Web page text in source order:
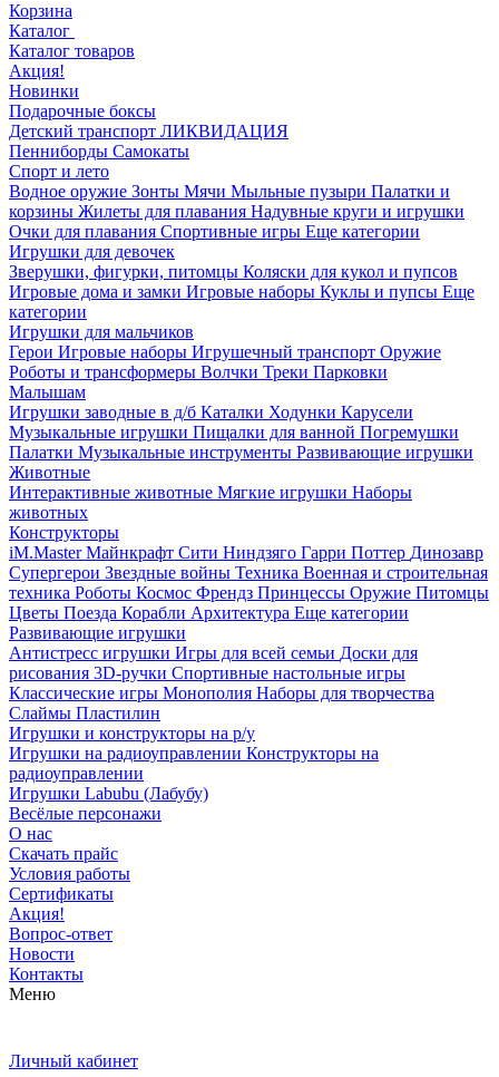
Корзина
Каталог
Каталог товаров
Акция!
Новинки
Подарочные боксы
Детский транспорт ЛИКВИДАЦИЯ
Пенниборды Самокаты
Спорт и лето
Водное оружие Зонты Мячи Мыльные пузыри Палатки и
корзины Жилеты для плавания Надувные круги и игрушки
Очки для плавания Спортивные игры Еще категории
Игрушки для девочек
Зверушки, фигурки, питомцы Коляски для кукол и пупсов
Игровые дома и замки Игровые наборы Куклы и пупсы Еще
категории
Игрушки для мальчиков
Герои Игровые наборы Игрушечный транспорт Оружие
Роботы и трансформеры Волчки Треки Парковки
Малышам
Игрушки заводные в д/б Каталки Ходунки Карусели
Музыкальные игрушки Пищалки для ванной Погремушки
Палатки Музыкальные инструменты Развивающие игрушки
Животные
Интерактивные животные Мягкие игрушки Наборы
животных
Конструкторы
iM.Master Майнкрафт Сити Ниндзяго Гарри Поттер Динозавр
Супергерои Звездные войны Техника Военная и строительная
техника Роботы Космос Френдз Принцессы Оружие Питомцы
Цветы Поезда Корабли Архитектура Еще категории
Развивающие игрушки
Антистресс игрушки Игры для всей семьи Доски для
рисования 3D-ручки Спортивные настольные игры
Классические игры Монополия Наборы для творчества
Слаймы Пластилин
Игрушки и конструкторы на р/у
Игрушки на радиоуправлении Конструкторы на
радиоуправлении
Игрушки Labubu (Лабубу)
Весёлые персонажи
О нас
Скачать прайс
Условия работы
Сертификаты
Акция!
Вопрос-ответ
Новости
Контакты
Меню
Личный кабинет